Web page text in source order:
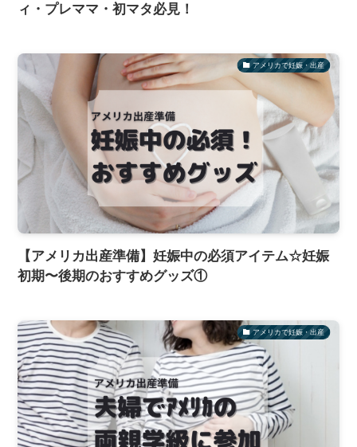
ィ・プレママ・初マタ必見！
アメリカで妊娠・出産
【アメリカ出産準備】妊娠中の必須アイテム☆妊娠
初期〜後期のおすすめグッズ①
アメリカで妊娠・出産